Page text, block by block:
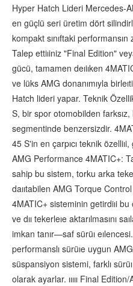
Hyper Hatch Lideri Mercedes-
en güçlü seri üretim dört silindirli
kompakt sınıftaki
Talep ettiıiniz "Final Edition"
gücü, tamamen deıiıken
ve lüks AMG donanımıyla
Hatch lideri yapar. Teknik
S, bir spor otomobilden farksız,
segmentinde benzersizdir.
45 S'in en çarpıcı teknik
AMG Performance 4MATIC+:
sahip bu sistem, torku arka
daııtabilen AMG Torque
4MATIC+ sisteminin getirdiıi
ve dıı tekerleıe aktarılmasını
imkan tanır—saf sürüı
performanslı sürüıe uygun
süspansiyon sistemi, farklı
olarak ayarlar. ııııı Final